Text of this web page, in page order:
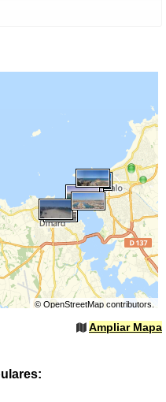
© OpenStreetMapcontributors.
Ampliar Mapa